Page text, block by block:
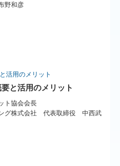
野和彦
と活用のメリット
ト協会会長
グ株式会社 代表取締役 中西武